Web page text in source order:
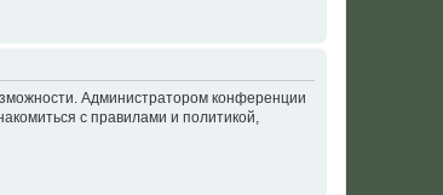
Администратором конференции
с правилами и политикой,